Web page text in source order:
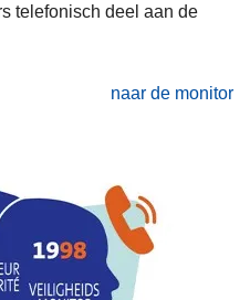
telefonisch deel aan de
naar de monitor